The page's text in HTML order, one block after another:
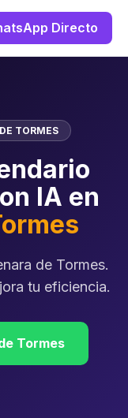
Directo
TORMES
IA en
de Tormes.
tu eficiencia.
Tormes